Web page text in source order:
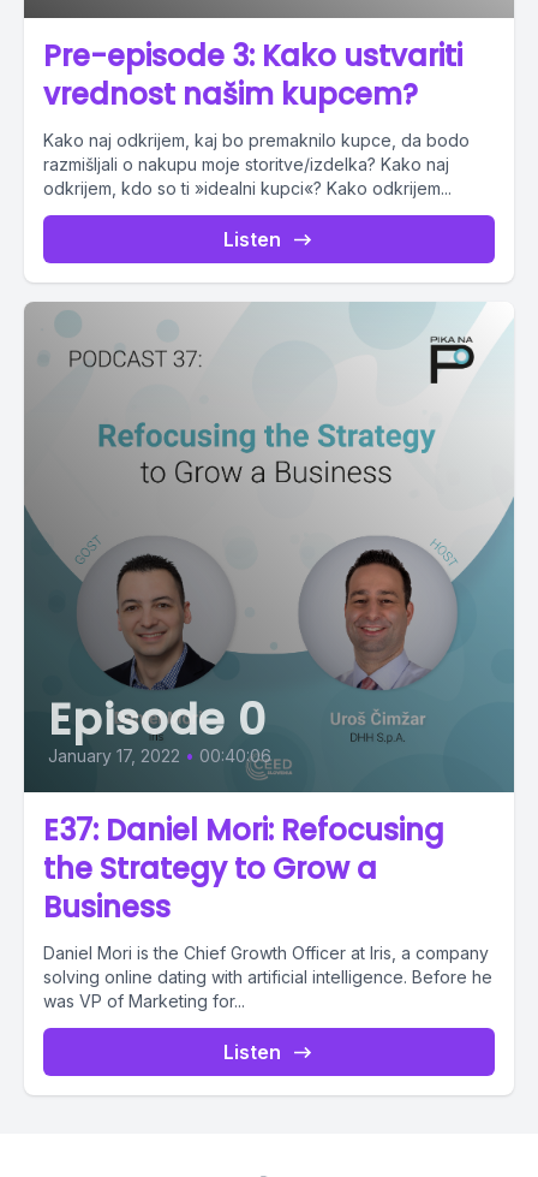
Pre-episode 3: Kako ustvariti
vrednost našim kupcem?
Kako naj odkrijem, kaj bo premaknilo kupce, da bodo
razmišljali o nakupu moje storitve/izdelka? Kako naj
odkrijem, kdo so ti »idealni kupci«? Kako odkrijem...
Listen
Episode 0
January 17, 2022 • 00:40:06
E37: Daniel Mori: Refocusing
the Strategy to Grow a
Business
Daniel Mori is the Chief Growth Officer at Iris, a company
solving online dating with artificial intelligence. Before he
was VP of Marketing for...
Listen